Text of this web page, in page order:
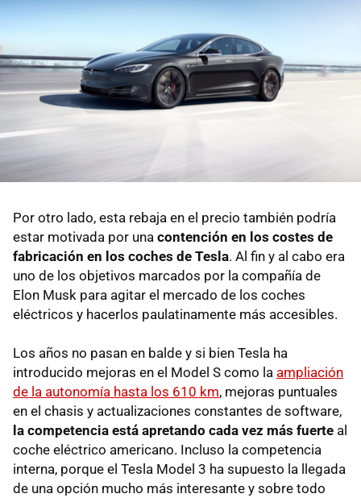
Por otro lado, esta rebaja en el precio también podría
estar motivada por una contención en los costes de
fabricación en los coches de Tesla. Al fin y al cabo era
uno de los objetivos marcados por la compañía de
Elon Musk para agitar el mercado de los coches
eléctricos y hacerlos paulatinamente más accesibles.
Los años no pasan en balde y si bien Tesla ha
introducido mejoras en el Model S como la ampliación
de la autonomía hasta los 610 km, mejoras puntuales
en el chasis y actualizaciones constantes de software,
la competencia está apretando cada vez más fuerte al
coche eléctrico americano. Incluso la competencia
interna, porque el Tesla Model 3 ha supuesto la llegada
de una opción mucho más interesante y sobre todo